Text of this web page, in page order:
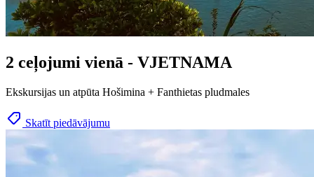
2 ceļojumi vienā - VJETNAMA
Ekskursijas un atpūta Hošimina + Fanthietas pludmales
Skatīt piedāvājumu